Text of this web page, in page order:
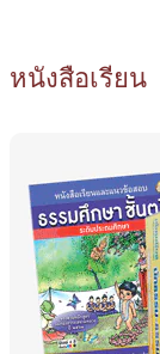
หนังสือเรียน